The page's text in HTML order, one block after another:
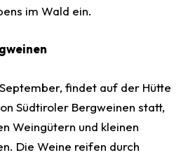
im Wald ein.
findet auf der Hütte
Südtiroler Bergweinen statt,
Weingütern und kleinen
Die Weine reifen durch